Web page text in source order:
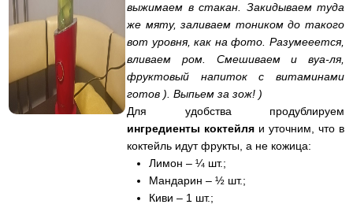
выжимаем в стакан. Закидываем туда
же мяту, заливаем тоником до такого
вот уровня, как на фото. Разумееется,
вливаем ром. Смешиваем и вуа-ля,
фруктовый напиток с витаминами
готов ). Выпьем за зож! )
Для удобства продублируем
ингредиенты коктейля и уточним, что в
коктейль идут фрукты, а не кожица:
Лимон – ¼ шт.;
Мандарин – ½ шт.;
Киви – 1 шт.;